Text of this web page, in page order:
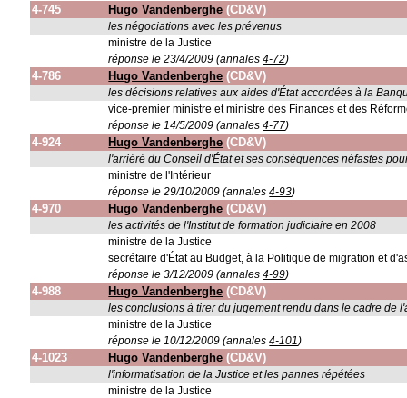
4-745 Hugo Vandenberghe (CD&V)
les négociations avec les prévenus
ministre de la Justice
réponse le 23/4/2009 (annales4-72)
4-786 Hugo Vandenberghe (CD&V)
les décisions relatives aux aides d'État accordées à la
vice-premier ministre et ministre des Finances et des
réponse le 14/5/2009 (annales4-77)
4-924 Hugo Vandenberghe (CD&V)
l'arriéré du Conseil d'État et ses conséquences néfastes
ministre de l'Intérieur
réponse le 29/10/2009 (annales4-93)
4-970 Hugo Vandenberghe (CD&V)
les activités de l'Institut de formation judiciaire en 2008
ministre de la Justice
secrétaire d'État au Budget, à la Politique de migration et
réponse le 3/12/2009 (annales4-99)
4-988 Hugo Vandenberghe (CD&V)
les conclusions à tirer du jugement rendu dans le cadre de
ministre de la Justice
réponse le 10/12/2009 (annales4-101)
4-1023 Hugo Vandenberghe (CD&V)
l'informatisation de la Justice et les pannes répétées
ministre de la Justice